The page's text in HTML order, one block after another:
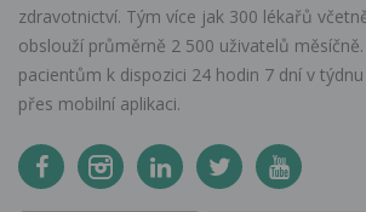
zdravotnictví. Tým více jak 300 lékařů
obslouží průměrně 2 500 uživatelů
pacientům k dispozici 24 hodin 7 dní v
přes mobilní aplikaci.